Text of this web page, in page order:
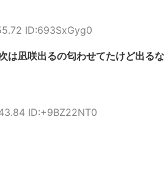
ID:693SxGyg0
は凪咲出るの匂わせてたけど出るな
ID:+9BZ22NT0